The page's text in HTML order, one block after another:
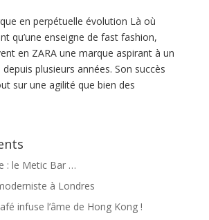
en perpétuelle évolution Là où
qu’une enseigne de fast fashion,
en ZARA une marque aspirant à un
plusieurs années. Son succès
sur une agilité que bien des
: le Metic Bar …
à Londres
infuse l’âme de Hong Kong !